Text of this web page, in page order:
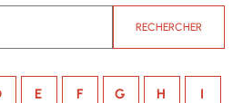
RECHERCHER
E F G H I